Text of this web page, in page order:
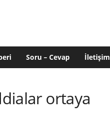
Soru – Cevap İletişim
ortaya